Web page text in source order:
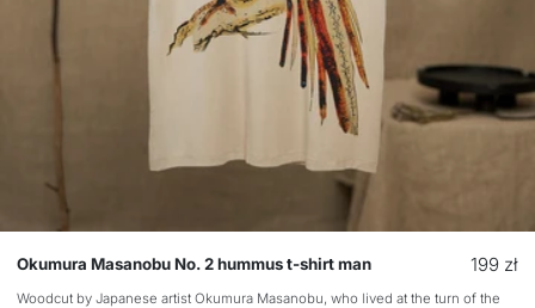
Okumura Masanobu No. 2 hummus t-shirt man
Cena
199 zł
Woodcut by Japanese artist Okumura Masanobu, who lived at the turn of the